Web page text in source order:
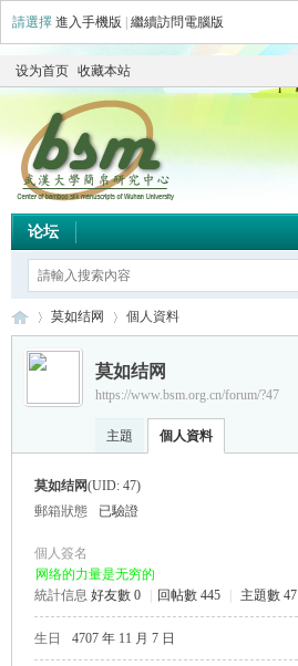
請選擇 進入手機版 繼續訪問電腦版
设为首页 收藏本站
论坛
›
莫如结网 個人資料
莫如结网
https://www.bsm.org.cn/forum/?47
主題 個人資料
莫如结网(UID: 47)
郵箱狀態
已驗證
個人簽名
网络的力量是无穷的
統計信息 好友數 0 回帖數 445 主題數 47
生日 4707 年 11 月 7 日